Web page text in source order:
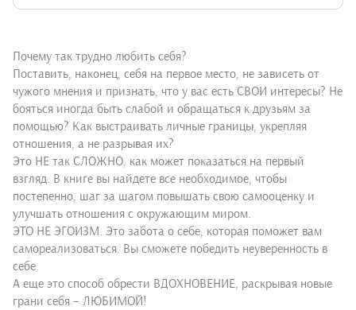
Почему так трудно любить себя?
Поставить, наконец, себя на первое место, не зависеть от
чужого мнения и признать, что у вас есть СВОИ интересы? Не
бояться иногда быть слабой и обращаться к друзьям за
помощью? Как выстраивать личные границы, укрепляя
отношения, а не разрывая их?
Это НЕ так СЛОЖНО, как может показаться на первый
взгляд. В книге вы найдете все необходимое, чтобы
постепенно, шаг за шагом повышать свою самооценку и
улучшать отношения с окружающим миром.
ЭТО НЕ ЭГОИЗМ. Это забота о себе, которая поможет вам
самореализоваться. Вы сможете победить неуверенность в
себе.
А еще это способ обрести ВДОХНОВЕНИЕ, раскрывая новые
грани себя – ЛЮБИМОЙ!